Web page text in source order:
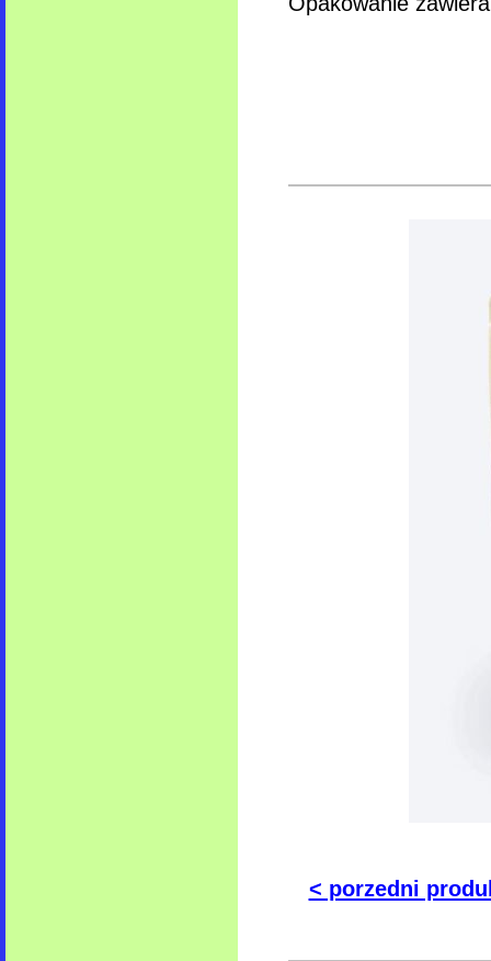
< porzedni